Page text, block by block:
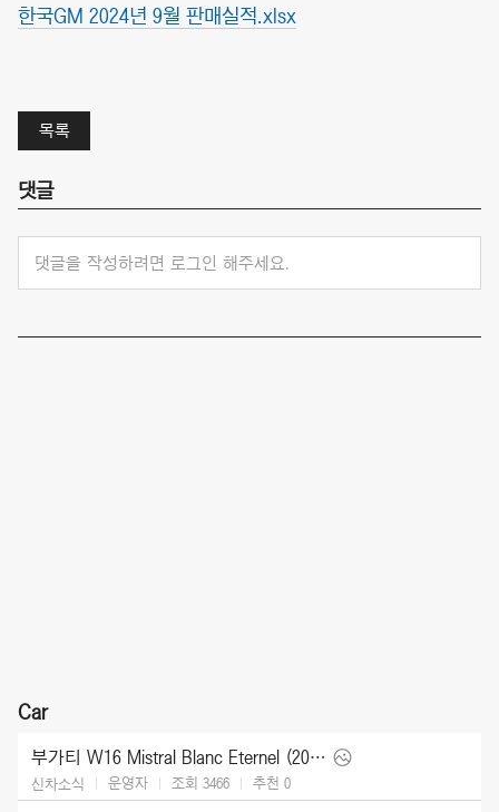
한국GM 2024년 9월 판매실적.xlsx
목록
댓글
댓글을 작성하려면 로그인 해주세요.
Car
부가티 W16 Mistral Blanc Eternel (2026)
신차소식 운영자 조회 3466 추천 0